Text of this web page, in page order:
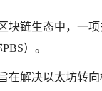
块链生态中，一
）。
在解决以太坊转